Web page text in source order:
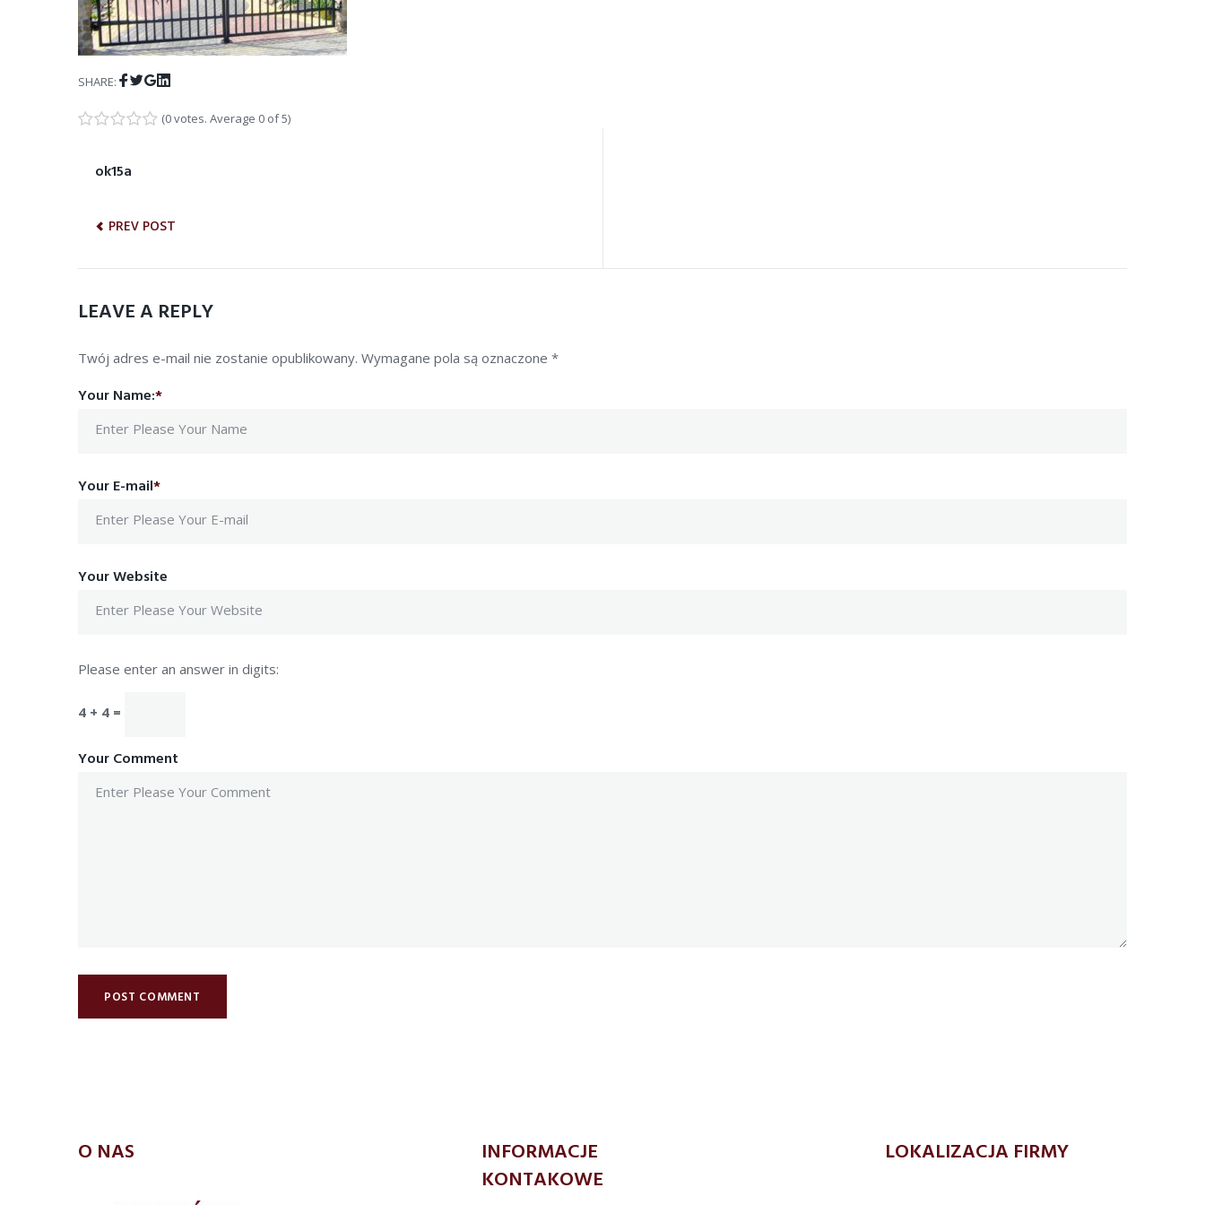
SHARE: Facebook
Twitter
Google+
LinkedIn
(0 votes. Average 0of 5)
NAWIGACJA
WPISU
ok15a
PREV POST
Previous
LEAVE A REPLY
Twój adres e-mail nie zostanie opublikowany. Wymagane pola są oznaczone *
Your Name:*
Your E-mail*
Your Website
Please enter an answer in digits:
4 + 4 =
Your Comment
O NAS
INFORMACJE
KONTAKOWE
LOKALIZACJA FIRMY